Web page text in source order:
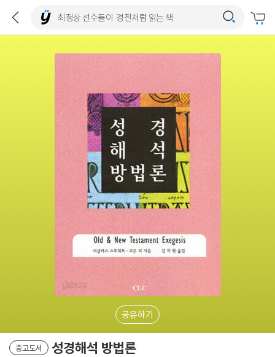
공유하기
중고도서 성경해석 방법론